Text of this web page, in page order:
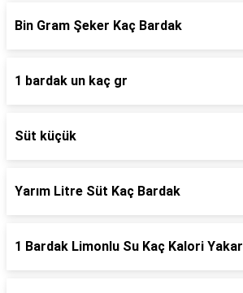
Bin Gram Şeker Kaç Bardak
1 bardak un kaç gr
Süt küçük
Yarım Litre Süt Kaç Bardak
1 Bardak Limonlu Su Kaç Kalori Yakar